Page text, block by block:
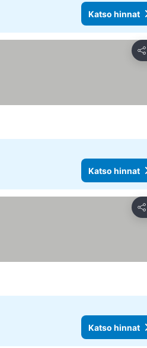
Katso hinnat
Jaa
Katso hinnat
Jaa
Katso hinnat